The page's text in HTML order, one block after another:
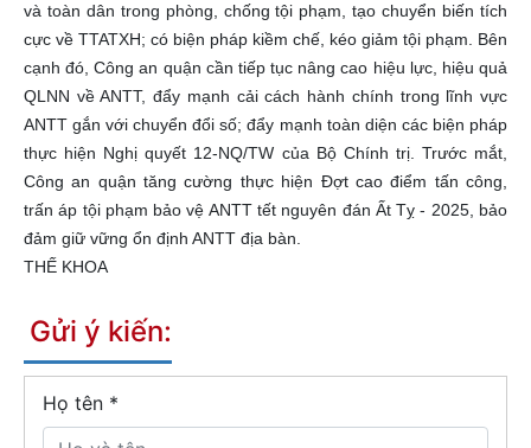
và toàn dân trong phòng, chống tội phạm, tạo chuyển biến tích
cực về TTATXH; có biện pháp kiềm chế, kéo giảm tội phạm. Bên
cạnh đó, Công an quận cần tiếp tục nâng cao hiệu lực, hiệu quả
QLNN về ANTT, đẩy mạnh cải cách hành chính trong lĩnh vực
ANTT gắn với chuyển đổi số; đẩy mạnh toàn diện các biện pháp
thực hiện Nghị quyết 12-NQ/TW của Bộ Chính trị. Trước mắt,
Công an quận tăng cường thực hiện Đợt cao điểm tấn công,
trấn áp tội phạm bảo vệ ANTT tết nguyên đán Ất Tỵ - 2025, bảo
đảm giữ vững ổn định ANTT địa bàn.
THẾ KHOA
Gửi ý kiến:
Họ tên *